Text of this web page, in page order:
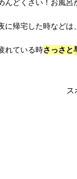
んどくさい！お風呂
に帰宅した時などは
れている時さっさと
ス